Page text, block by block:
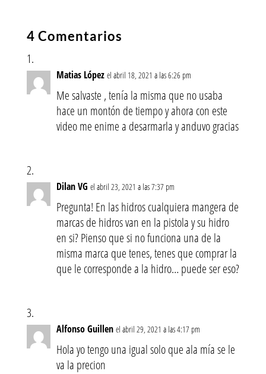
4 Comentarios
Matias López el abril 18, 2021 a las 6:26 pm
Me salvaste , tenía la misma que no usaba
hace un montón de tiempo y ahora con este
video me enime a desarmarla y anduvo gracias
Dilan VG el abril 23, 2021 a las 7:37 pm
Pregunta! En las hidros cualquiera mangera de
marcas de hidros van en la pistola y su hidro
en si? Pienso que si no funciona una de la
misma marca que tenes, tenes que comprar la
que le corresponde a la hidro… puede ser eso?
Alfonso Guillen el abril 29, 2021 a las 4:17 pm
Hola yo tengo una igual solo que ala mía se le
va la precion